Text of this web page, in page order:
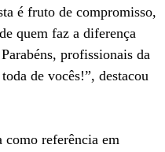
é fruto de compromisso,
quem faz a diferença
profissionais da
de vocês!”, destacou
como referência em